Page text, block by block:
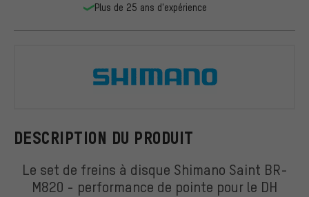
DESCRIPTION DU PRODUIT
Le set de freins à disque Shimano Saint BR-
M820 - performance de pointe pour le DH
Plus de 25 ans d'expérience
Shimano